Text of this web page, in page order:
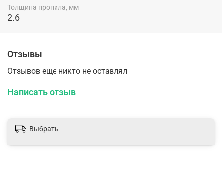
Толщина пропила, мм
2.6
Отзывы
Отзывов еще никто не оставлял
Написать отзыв
Выбрать